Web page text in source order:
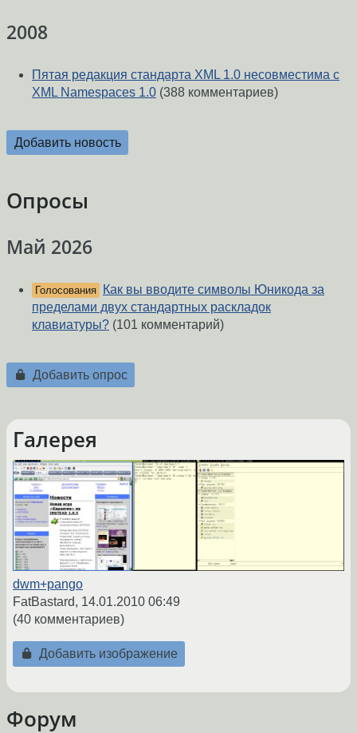
2008
Пятая редакция стандарта XML 1.0 несовместима с
XML Namespaces 1.0 (388 комментариев)
Добавить новость
Опросы
Май 2026
Голосования
Как вы вводите символы Юникода за
пределами двух стандартных раскладок
клавиатуры? (101 комментарий)
Добавить опрос
Галерея
dwm+pango
FatBastard, 14.01.2010 06:49
(40 комментариев)
Добавить изображение
Форум